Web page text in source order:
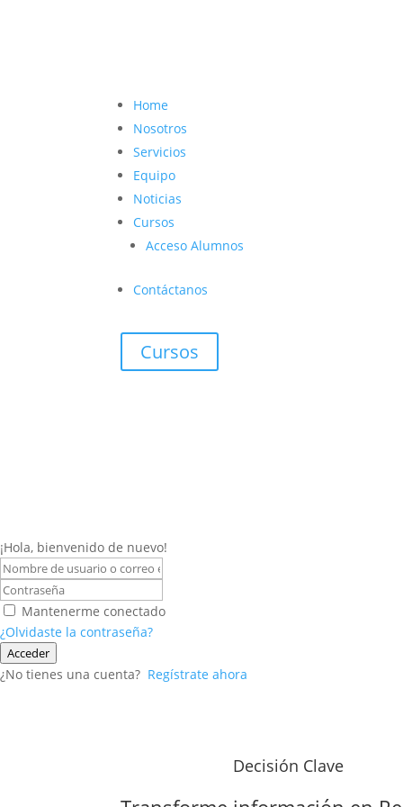
Home
Nosotros
Servicios
Equipo
Noticias
Cursos
Acceso Alumnos
Contáctanos
Cursos
¡Hola, bienvenido de nuevo!
Mantenerme conectado
¿Olvidaste la contraseña?
Acceder
¿No tienes una cuenta? Regístrate ahora
Decisión Clave